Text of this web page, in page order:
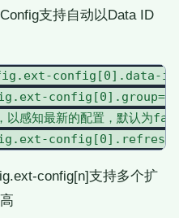
支持自动以Data ID
config[0].data-
以感知最新的配置，默认为
config[n]支持多个扩